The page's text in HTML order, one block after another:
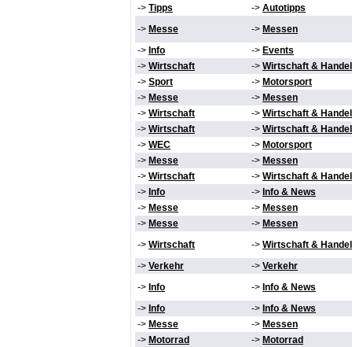
-> Tipps -> Autotipps
-> Messe -> Messen
-> Info -> Events
-> Wirtschaft -> Wirtschaft & Handel
-> Sport -> Motorsport
-> Messe -> Messen
-> Wirtschaft -> Wirtschaft & Handel
-> Wirtschaft -> Wirtschaft & Handel
-> WEC -> Motorsport
-> Messe -> Messen
-> Wirtschaft -> Wirtschaft & Handel
-> Info -> Info & News
-> Messe -> Messen
-> Messe -> Messen
-> Wirtschaft -> Wirtschaft & Handel
-> Verkehr -> Verkehr
-> Info -> Info & News
-> Info -> Info & News
-> Messe -> Messen
-> Motorrad -> Motorrad